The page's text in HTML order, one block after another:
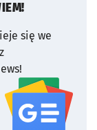
się we
serwisu